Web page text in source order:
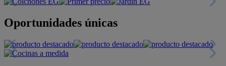
Oportunidades únicas